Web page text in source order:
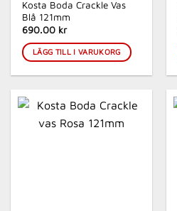
Kosta Boda Crackle Vas
Blå 121mm
690.00 kr
LÄGG TILL I VARUKORG